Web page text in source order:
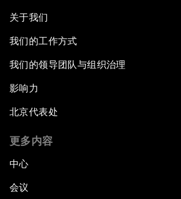
关于我们
我们的工作方式
我们的领导团队与组织治理
影响力
北京代表处
更多内容
中心
会议